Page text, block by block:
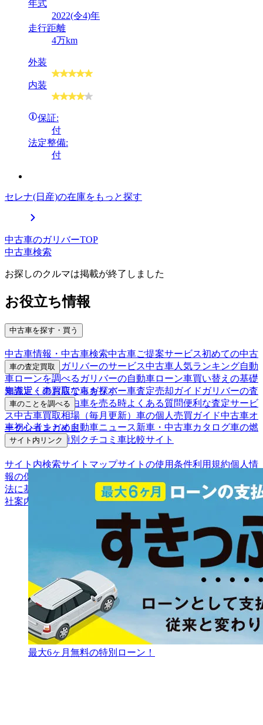
年式
2022(令4)年
走行距離
4万km
外装
内装
保証:
付
法定整備:
付
セレナ(日産)の在庫をもっと探す
中古車のガリバーTOP
中古車検索
お探しのクルマは掲載が終了しました
お役立ち情報
中古車を探す・買う
中古車情報・中古車検索中古車ご提案サービス初めての中古
車購入ガイド
ガリバーのサービス中古車人気ランキング自動
車ローンを調べる ガリバーの自動車ローン車買い替えの基礎
知識近くのお店で車を探す
車の査定買取
車査定・車買取ならガリバー車査定売却ガイド ガリバーの査
定が選ばれる理由車を売る時よくある質問便利な査定サービ
ス中古車買取相場（毎月更新） 車の個人売買ガイド中古車オ
ークションガイド
車のことを調べる
車初心者まとめ自動車ニュース新車・中古車カタログ車の燃
費を調べる車種別クチコミ 車比較サイト
サイト内リンク
サイト内検索サイトマップサイトの使用条件利用規約個人情
報の保護について
法に基づく表示
アフィリエイトパートナー募集お客様の声会
社案内
最大6ヶ月無料の特別ローン！